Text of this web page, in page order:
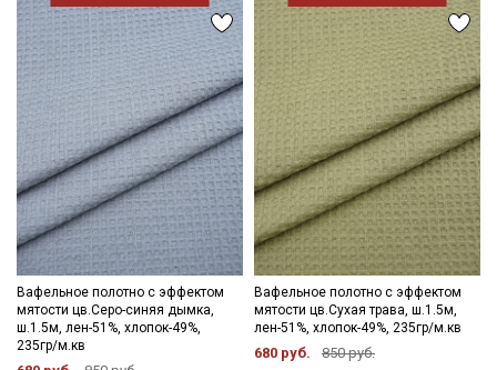
Вафельное полотно с эффектом
мятости цв.Серо-синяя дымка,
ш.1.5м, лен-51%, хлопок-49%,
235гр/м.кв
Вафельное полотно с эффектом
мятости цв.Сухая трава, ш.1.5м,
лен-51%, хлопок-49%, 235гр/м.кв
680 руб. 850 руб.